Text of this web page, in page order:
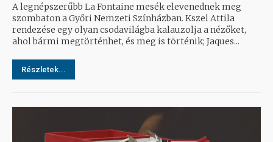
A legnépszerűbb La Fontaine mesék elevenednek meg
szombaton a Győri Nemzeti Színházban. Kszel Attila
rendezése egy olyan csodavilágba kalauzolja a nézőket,
ahol bármi megtörténhet, és meg is történik; Jaques...
Részletek...